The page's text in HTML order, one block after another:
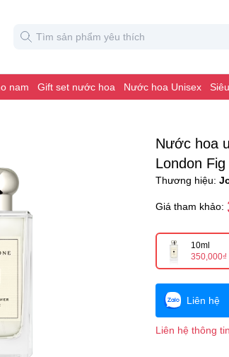
nam Gift set nước hoa Nước hoa Unisex
Nước hoa
London
Thương hiệu:
Giá tham khảo:
10ml
350,000₫
Liên hệ
Liên hệ thông tin